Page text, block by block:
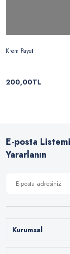
Krem Payet
200,00TL
E-posta
Yararlanın
Kurumsal